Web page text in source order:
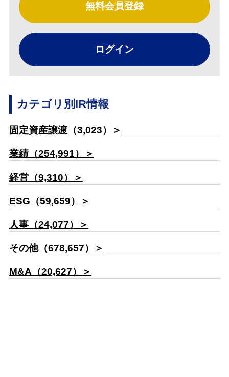
無料会員登録
ログイン
カテゴリ別IR情報
固定資産譲渡（3,023）＞
業績（254,991）＞
経営（9,310）＞
ESG（59,659）＞
人事（24,077）＞
その他（678,657）＞
M&A（20,627）＞